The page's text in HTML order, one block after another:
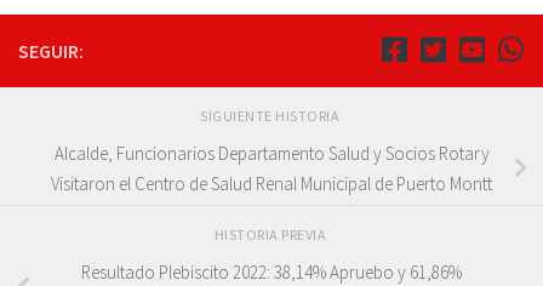
SEGUIR:
SIGUIENTE HISTORIA
Alcalde, Funcionarios Departamento Salud y Socios Rotary
Visitaron el Centro de Salud Renal Municipal de Puerto Montt
HISTORIA PREVIA
Resultado Plebiscito 2022: 38,14% Apruebo y 61,86%